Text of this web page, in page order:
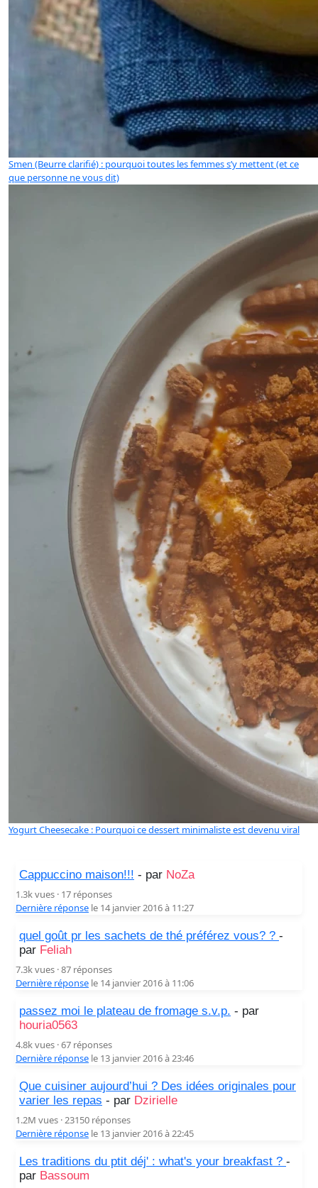
Smen (Beurre clarifié) : pourquoi toutes les femmes s’y mettent (et ce
que personne ne vous dit)
Yogurt Cheesecake : Pourquoi ce dessert minimaliste est devenu viral
Cappuccino maison!!! - par NoZa
1.3k vues · 17 réponses
Dernière réponse le 14 janvier 2016 à 11:27
quel goût pr les sachets de thé préférez vous? ? -
par Feliah
7.3k vues · 87 réponses
Dernière réponse le 14 janvier 2016 à 11:06
passez moi le plateau de fromage s.v.p. - par
houria0563
4.8k vues · 67 réponses
Dernière réponse le 13 janvier 2016 à 23:46
Que cuisiner aujourd’hui ? Des idées originales pour
varier les repas - par Dzirielle
1.2M vues · 23150 réponses
Dernière réponse le 13 janvier 2016 à 22:45
Les traditions du ptit déj' : what's your breakfast ? -
par Bassoum